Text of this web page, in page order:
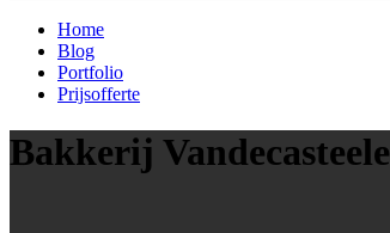
Home
Blog
Portfolio
Prijsofferte
Bakkerij Vandecasteele